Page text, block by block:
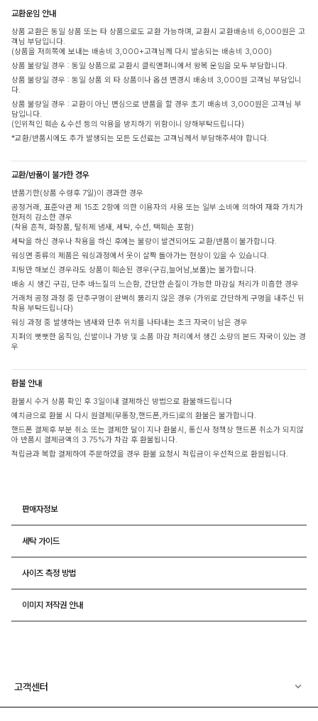
교환운임 안내
상품 교환은 동일 상품 또는 타 상품으로도 교환 가능하며, 교환시 교환배송비 6,000원은 고
객님 부담입니다.
(상품을 저희쪽에 보내는 배송비 3,000+고객님께 다시 발송되는 배송비 3,000)
상품 불량일 경우 : 동일 상품으로 교환시 클릭앤퍼니에서 왕복 운임을 모두 부담합니다.
상품 불량일 경우 : 동일 상품 외 타 상품이나 옵션 변경시 배송비 3,000원 고객님 부담입니
다.
상품 불량일 경우 : 교환이 아닌 변심으로 반품을 할 경우 초기 배송비 3,000원은 고객님 부
담입니다.
(인위적인 훼손 & 수선 등의 악용을 방지하기 위함이니 양해부탁드립니다)
*교환/반품시에도 추가 발생되는 모든 도선료는 고객님께서 부담해주셔야 합니다.
교환/반품이 불가한 경우
반품기한(상품 수령후 7일)이 경과한 경우
공정거래, 표준약관 제 15조 2항에 의한 이용자의 사용 또는 일부 소비에 의하여 재화 가치가
현저히 감소한 경우
(착용 흔적, 화장품, 탈취제 냄새, 세탁, 수선, 택훼손 포함)
세탁을 하신 경우나 착용을 하신 후에는 불량이 발견되어도 교환/반품이 불가합니다.
워싱면 종류의 제품은 워싱과정에서 옷이 살짝 돌아가는 현상이 있을 수 있습니다.
피팅만 해보신 경우라도 상품이 훼손된 경우(구김,늘어남,보풀)는 불가합니다.
배송 시 생긴 구김, 단추 바느질의 느슨함, 간단한 손질이 가능한 마감실 처리가 미흡한 경우
거래처 공정 과정 중 단추구멍이 완벽히 뚫리지 않은 경우 (가위로 간단하게 구멍을 내주신 뒤
착용 부탁드립니다)
워싱 과정 중 발생하는 냄새와 단추 위치를 나타내는 초크 자국이 남은 경우
지퍼의 뻣뻣한 움직임, 신발이나 가방 및 소품 마감 처리에서 생긴 소량의 본드 자국이 있는 경
우
환불 안내
환불시 수거 상품 확인 후 3일이내 결제하신 방법으로 환불해드립니다
예치금으로 환불 시 다시 원결제(무통장,핸드폰,카드)로의 환불은 불가합니다.
핸드폰 결제후 부분 취소 또는 결제한 달이 지나 환불시, 통신사 정책상 핸드폰 취소가 되지않
아 반품시 결제금액의 3.75%가 차감 후 환불됩니다.
적립금과 복합 결제하여 주문하였을 경우 환불 요청시 적립금이 우선적으로 환원됩니다.
판매자정보
세탁 가이드
사이즈 측정 방법
이미지 저작권 안내
고객센터